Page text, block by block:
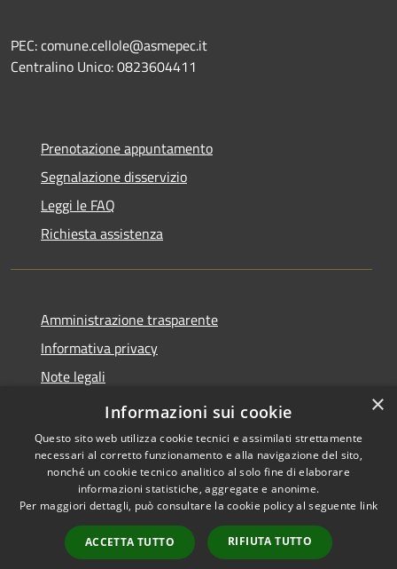
PEC: comune.cellole@asmepec.it
Centralino Unico: 0823604411
Prenotazione appuntamento
Segnalazione disservizio
Leggi le FAQ
Richiesta assistenza
Amministrazione trasparente
Informativa privacy
Note legali
Dichiarazione di accessibilità
Accessibilità
Copyright © 2026 • Comune di
Cellole • Powered by
Municipium•
Accesso
redazione
×
Informazioni sui cookie
Questo sito web utilizza cookie tecnici e assimilati strettamente
necessari al corretto funzionamento e alla navigazione del sito,
nonché un cookie tecnico analitico al solo fine di elaborare
informazioni statistiche, aggregate e anonime.
Per maggiori dettagli, può consultare la cookie policy al seguente link
ACCETTA TUTTO RIFIUTA TUTTO